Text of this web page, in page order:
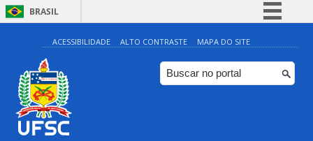
BRASIL
Simplifique!
Comunica BR
Participe
ACESSIBILIDADE ALTO CONTRASTE MAPA DO SITE